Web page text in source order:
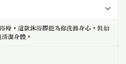
時，這款沐浴膠能為你洗滌身心。但如
潔身體。